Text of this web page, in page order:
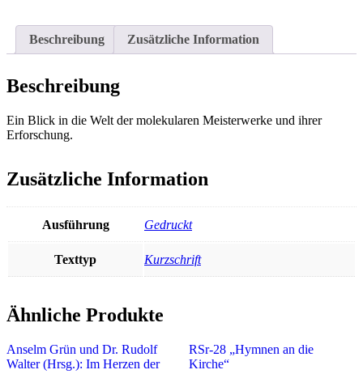
Beschreibung Zusätzliche Information
Beschreibung
Ein Blick in die Welt der molekularen Meisterwerke und ihrer
Erforschung.
Zusätzliche Information
Ausführung Gedruckt
Texttyp Kurzschrift
Ähnliche Produkte
Anselm Grün und Dr. Rudolf
Walter (Hrsg.): Im Herzen der
RSr-28 „Hymnen an die
Kirche“